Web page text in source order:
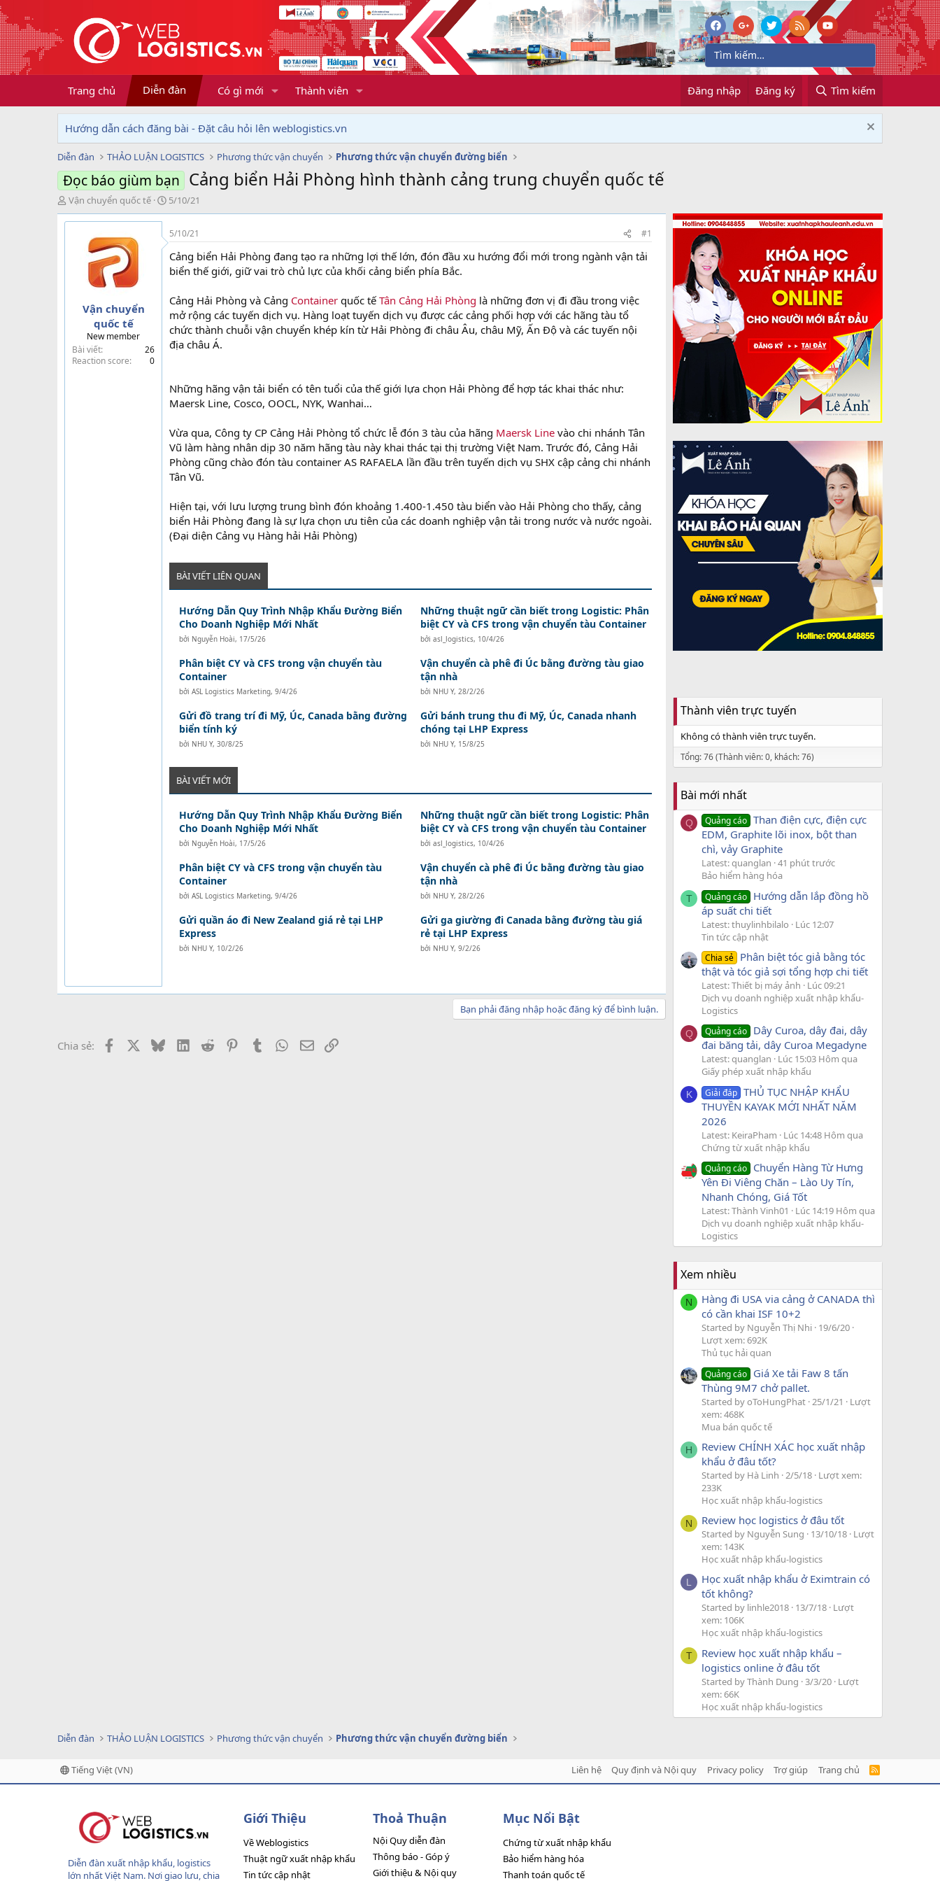
Trang chủ Diễn đàn Có gì mới Thành viên Đăng nhập Đăng ký Tìm kiếm
Hướng dẫn cách đăng bài - Đặt câu hỏi lên weblogistics.vn
Diễn đàn THẢO LUẬN LOGISTICS Phương thức vận chuyển Phương thức vận chuyển đường biển
Đọc báo giùm bạn Cảng biển Hải Phòng hình thành cảng trung chuyển quốc tế
T
h
r
Vận chuyển quốc tế
N
g
y
ử
5/10/21
Vận chuyển
quốc tế
New member
Bài viết
26
Reaction score
0
5/10/21 #1
Cảng biển Hải Phòng đang tạo ra những lợi thế lớn, đón đầu xu hướng đổi mới trong ngành vận tải
biển thế giới, giữ vai trò chủ lực của khối cảng biển phía Bắc.
Cảng Hải Phòng và Cảng Container quốc tế Tân Cảng Hải Phòng là những đơn vị đi đầu trong việc
mở rộng các tuyến dịch vụ. Hàng loạt tuyến dịch vụ được các cảng phối hợp với các hãng tàu tổ
chức thành chuỗi vận chuyển khép kín từ Hải Phòng đi châu Âu, châu Mỹ, Ấn Độ và các tuyến nội
địa châu Á.
Những hãng vận tải biển có tên tuổi của thế giới lựa chọn Hải Phòng để hợp tác khai thác như:
Maersk Line, Cosco, OOCL, NYK, Wanhai…
Vừa qua, Công ty CP Cảng Hải Phòng tổ chức lễ đón 3 tàu của hãng Maersk Line vào chi nhánh Tân
Vũ làm hàng nhân dịp 30 năm hãng tàu này khai thác tại thị trường Việt Nam. Trước đó, Cảng Hải
Phòng cũng chào đón tàu container AS RAFAELA lần đầu trên tuyến dịch vụ SHX cập cảng chi nhánh
Tân Vũ.
Hiện tại, với lưu lượng trung bình đón khoảng 1.400-1.450 tàu biển vào Hải Phòng cho thấy, cảng
biển Hải Phòng đang là sự lựa chọn ưu tiên của các doanh nghiệp vận tải trong nước và nước ngoài.
(Đại diện Cảng vụ Hàng hải Hải Phòng)
BÀI VIẾT LIÊN QUAN
Hướng Dẫn Quy Trình Nhập Khẩu Đường Biển
Cho Doanh Nghiệp Mới Nhất
bởi Nguyễn Hoài, 17/5/26
Những thuật ngữ cần biết trong Logistic: Phân
biệt CY và CFS trong vận chuyển tàu Container
bởi asl_logistics, 10/4/26
Phân biệt CY và CFS trong vận chuyển tàu
Container
bởi ASL Logistics Marketing, 9/4/26
Vận chuyển cà phê đi Úc bằng đường tàu giao
tận nhà
bởi NHU Y, 28/2/26
Gửi đồ trang trí đi Mỹ, Úc, Canada bằng đường
biển tính ký
bởi NHU Y, 30/8/25
Gửi bánh trung thu đi Mỹ, Úc, Canada nhanh
chóng tại LHP Express
bởi NHU Y, 15/8/25
BÀI VIẾT MỚI
Hướng Dẫn Quy Trình Nhập Khẩu Đường Biển
Cho Doanh Nghiệp Mới Nhất
bởi Nguyễn Hoài, 17/5/26
Những thuật ngữ cần biết trong Logistic: Phân
biệt CY và CFS trong vận chuyển tàu Container
bởi asl_logistics, 10/4/26
Phân biệt CY và CFS trong vận chuyển tàu
Container
bởi ASL Logistics Marketing, 9/4/26
Vận chuyển cà phê đi Úc bằng đường tàu giao
tận nhà
bởi NHU Y, 28/2/26
Gửi quần áo đi New Zealand giá rẻ tại LHP
Express
bởi NHU Y, 10/2/26
Gửi ga giường đi Canada bằng đường tàu giá
rẻ tại LHP Express
bởi NHU Y, 9/2/26
Bạn phải đăng nhập hoặc đăng ký để bình luận.
Chia sẻ: Facebook BlueskyLinkedIn
Reddit PinterestTumblr WhatsApp
EmailLink
Thành viên trực tuyến
Không có thành viên trực tuyến.
Tổng: 76 (Thành viên: 0, khách: 76)
Bài mới nhất
Q Quảng cáo Than điện cực, điện cực
EDM, Graphite lõi inox, bột than
chì, vảy Graphite
Latest: quanglan 41 phút trước
Bảo hiểm hàng hóa
T Quảng cáo Hướng dẫn lắp đồng hồ
áp suất chi tiết
Latest: thuylinhbilalo
Lúc 12:07
Tin tức cập nhật
Chia sẻ Phân biệt tóc giả bằng tóc
thật và tóc giả sợi tổng hợp chi tiết
Latest: Thiết bị máy ảnh
Lúc 09:21
Dịch vụ doanh nghiệp xuất nhập khẩu-
Logistics
Q Quảng cáo Dây Curoa, dây đai, dây
đai băng tải, dây Curoa Megadyne
Latest: quanglan
Lúc 15:03 Hôm qua
Giấy phép xuất nhập khẩu
K Giải đáp THỦ TỤC NHẬP KHẨU
THUYỀN KAYAK MỚI NHẤT NĂM
2026
Latest: KeiraPham
Lúc 14:48 Hôm qua
Chứng từ xuất nhập khẩu
Quảng cáo Chuyển Hàng Từ Hưng
Yên Đi Viêng Chăn – Lào Uy Tín,
Nhanh Chóng, Giá Tốt
Latest: Thành Vinh01
Lúc 14:19 Hôm qua
Dịch vụ doanh nghiệp xuất nhập khẩu-
Logistics
Xem nhiều
N
Hàng đi USA via cảng ở CANADA thì
có cần khai ISF 10+2
Started by Nguyễn Thị Nhi 19/6/20
Lượt xem: 692K
Thủ tục hải quan
Quảng cáo Giá Xe tải Faw 8 tấn
Thùng 9M7 chở pallet.
Started by oToHungPhat 25/1/21
Lượt
xem: 468K
Mua bán quốc tế
H
Review CHÍNH XÁC học xuất nhập
khẩu ở đâu tốt?
Started by Hà Linh 2/5/18 Lượt xem:
233K
Học xuất nhập khẩu-logistics
N Review học logistics ở đâu tốt
Started by Nguyễn Sung 13/10/18 Lượt
xem: 143K
Học xuất nhập khẩu-logistics
L
Học xuất nhập khẩu ở Eximtrain có
tốt không?
Started by linhle2018 13/7/18 Lượt
xem: 106K
Học xuất nhập khẩu-logistics
T
Review học xuất nhập khẩu –
logistics online ở đâu tốt
Started by Thành Dung 3/3/20 Lượt
xem: 66K
Học xuất nhập khẩu-logistics
Diễn đàn THẢO LUẬN LOGISTICS Phương thức vận chuyển Phương thức vận chuyển đường biển
Tiếng Việt (VN) Liên hệ Quy định và Nội quy Privacy policy Trợ giúp Trang chủ
R
Diễn đàn xuất nhập khẩu, logistics
lớn nhất Việt Nam. Nơi giao lưu, chia
Giới Thiệu
Về Weblogistics
Thuật ngữ xuất nhập khẩu
Tin tức cập nhật
Thoả Thuận
Nội Quy diễn đàn
Thông báo - Góp ý
Giới thiệu & Nội quy
Mục Nổi Bật
Chứng từ xuất nhập khẩu
Bảo hiểm hàng hóa
Thanh toán quốc tế